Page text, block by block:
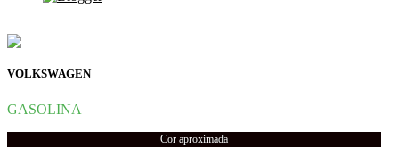
VOLKSWAGEN
GASOLINA
Cor aproximada